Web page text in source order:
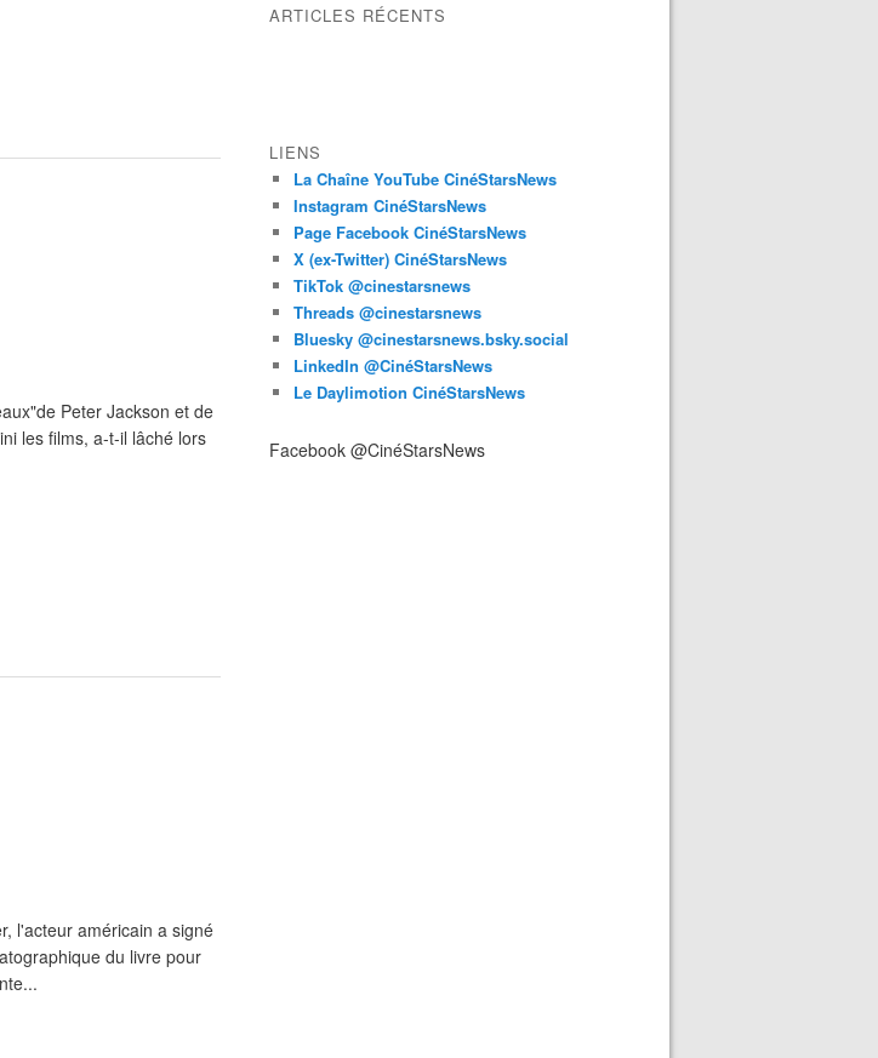
Peter Jackson et de
les films, a-t-il lâché lors
l'acteur américain a signé
du livre pour
ARTICLES RÉCENTS
LIENS
La Chaîne YouTube CinéStarsNews
Instagram CinéStarsNews
Page Facebook CinéStarsNews
X (ex-Twitter) CinéStarsNews
TikTok @cinestarsnews
Threads @cinestarsnews
Bluesky @cinestarsnews.bsky.social‬
LinkedIn @CinéStarsNews
Le Daylimotion CinéStarsNews
Facebook @CinéStarsNews